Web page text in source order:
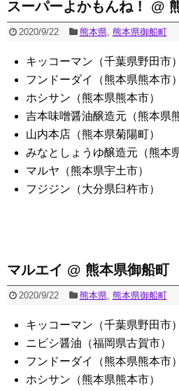
スーパーよかもんね！ @
2020/9/22 熊本県, 熊本県御船町
キッコーマン（千葉県野田市）
フンドーダイ（熊本県熊本市）
ホシサン（熊本県熊本市）
吉本味噌醤油醸造元（熊本県
山内本店（熊本県菊陽町）
みなとしょうゆ醸造元（熊本
マルヤ（熊本県宇土市）
フジジン（大分県臼杵市）
マルエイ @ 熊本県御船町
2020/9/22 熊本県, 熊本県御船町
キッコーマン（千葉県野田市）
ニビシ醤油（福岡県古賀市）
フンドーダイ（熊本県熊本市）
ホシサン（熊本県熊本市）